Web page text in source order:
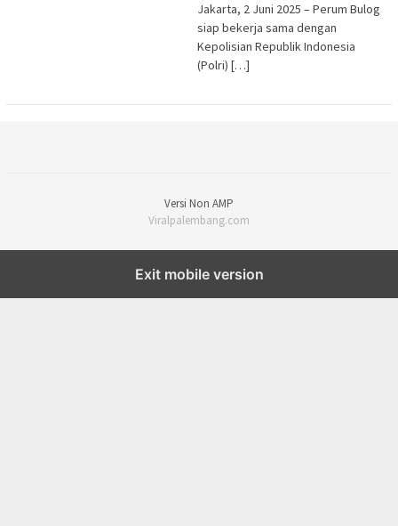
Jakarta, 2 Juni 2025 – Perum Bulog
siap bekerja sama dengan
Kepolisian Republik Indonesia
(Polri) […]
Versi Non AMP
Viralpalembang.com
Exit mobile version